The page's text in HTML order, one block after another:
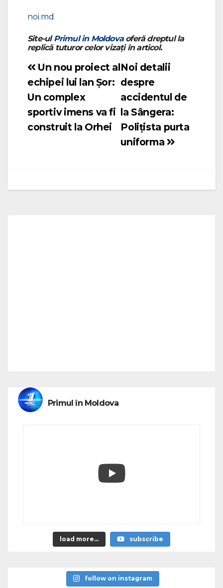
noi.md
Site-ulPrimul in Moldovaoferă dreptul la
replică tuturor celor vizați în articol.
Navigare
în
articole
Noi detalii
despre
accidentul de
la Sângera:
Polițista purta
uniforma
Un nou proiect al
echipei lui lan Șor:
Un complex
sportiv imens va fi
construit la Orhei
Primul în Moldova
load more... subscribe
follow on instagram